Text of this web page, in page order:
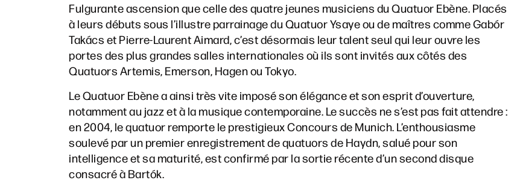
Fulgurante ascension que celle des quatre jeunes musiciens du Quatuor Ebène. Placés
à leurs débuts sous l’illustre parrainage du Quatuor Ysaye ou de maîtres comme Gabór
Takács et Pierre-Laurent Aimard, c’est désormais leur talent seul qui leur ouvre les
portes des plus grandes salles internationales où ils sont invités aux côtés des
Quatuors Artemis, Emerson, Hagen ou Tokyo.
Le Quatuor Ebène a ainsi très vite imposé son élégance et son esprit d’ouverture,
notamment au jazz et à la musique contemporaine. Le succès ne s’est pas fait attendre :
en 2004, le quatuor remporte le prestigieux Concours de Munich. L’enthousiasme
soulevé par un premier enregistrement de quatuors de Haydn, salué pour son
intelligence et sa maturité, est confirmé par la sortie récente d’un second disque
consacré à Bartók.